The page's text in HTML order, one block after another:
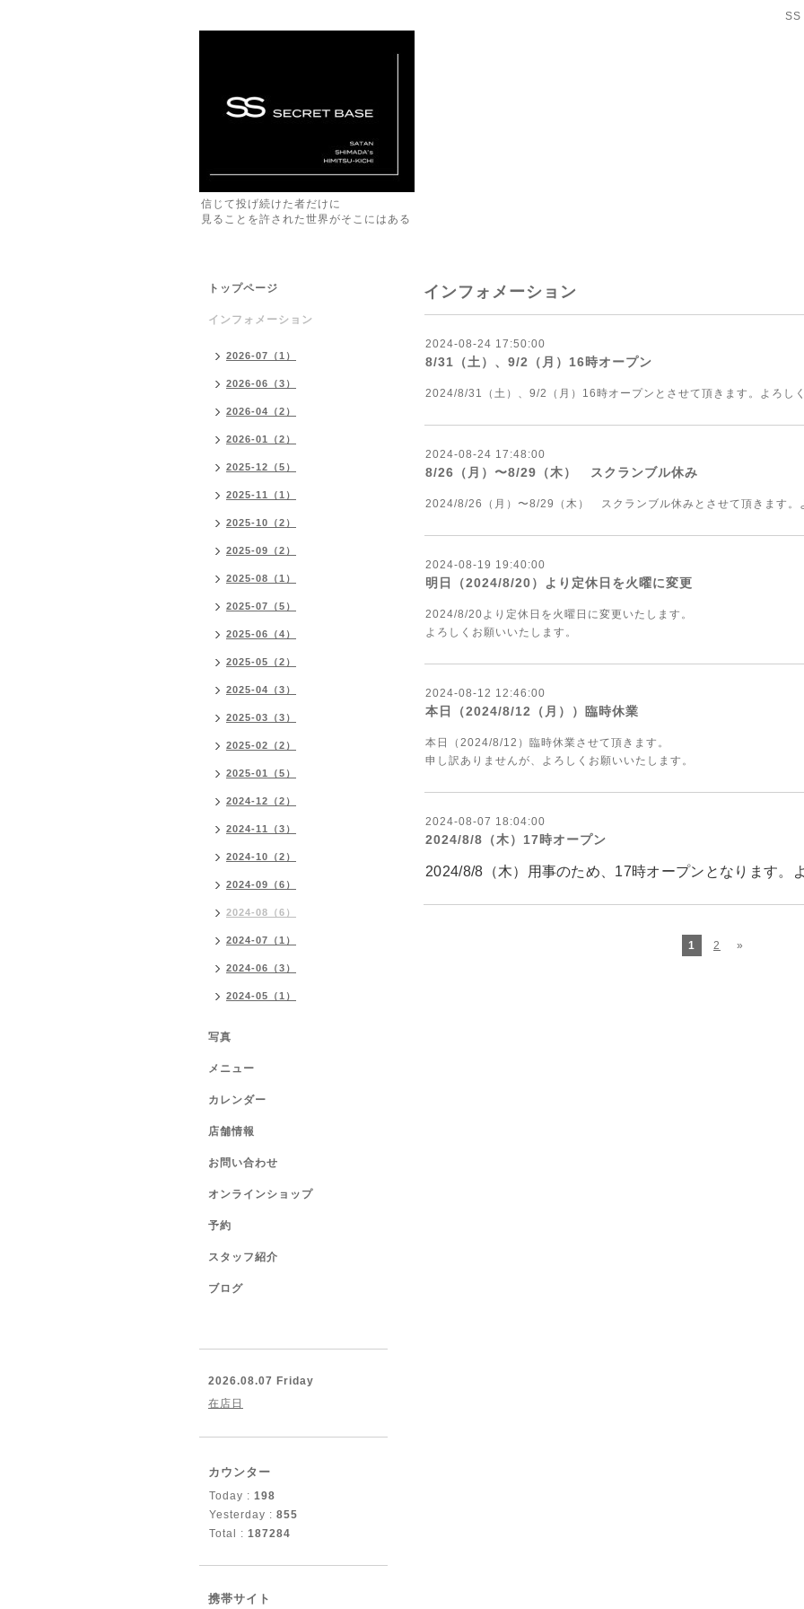
SS
信じて投げ続けた者だけに
見ることを許された世界がそこにはある
インフォメーション
2024-08-24 17:50:00
8/31（土）、9/2（月）16時オープン
2024/8/31（土）、9/2（月）16時オープンとさせて頂きます。よろし
2024-08-24 17:48:00
8/26（月）〜8/29（木） スクランブル休み
2024/8/26（月）〜8/29（木） スクランブル休みとさせて頂きます。
2024-08-19 19:40:00
明日（2024/8/20）より定休日を火曜に変更
2024/8/20より定休日を火曜日に変更いたします。
よろしくお願いいたします。
2024-08-12 12:46:00
本日（2024/8/12（月））臨時休業
本日（2024/8/12）臨時休業させて頂きます。
申し訳ありませんが、よろしくお願いいたします。
2024-08-07 18:04:00
2024/8/8（木）17時オープン
2024/8/8（木）用事のため、17時オープンとなります。
1 2 »
トップページ
インフォメーション
2026-07（1）
2026-06（3）
2026-04（2）
2026-01（2）
2025-12（5）
2025-11（1）
2025-10（2）
2025-09（2）
2025-08（1）
2025-07（5）
2025-06（4）
2025-05（2）
2025-04（3）
2025-03（3）
2025-02（2）
2025-01（5）
2024-12（2）
2024-11（3）
2024-10（2）
2024-09（6）
2024-08（6）
2024-07（1）
2024-06（3）
2024-05（1）
写真
メニュー
カレンダー
店舗情報
お問い合わせ
オンラインショップ
予約
スタッフ紹介
ブログ
2026.08.07 Friday
在店日
カウンター
Today : 198
Yesterday : 855
Total : 187284
携帯サイト